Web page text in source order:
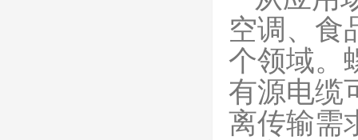
空调、食
个领域。
有源电缆
离传输需